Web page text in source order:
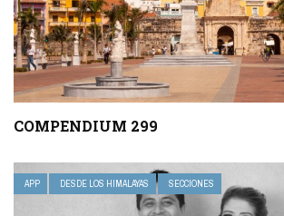
COMPENDIUM 299
APP DESDE LOS HIMALAYAS SECCIONES